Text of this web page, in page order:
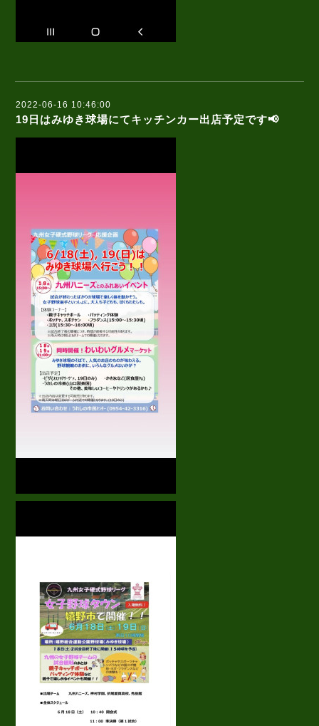
2022-06-16 10:46:00
19日はみゆき球場にてキッチンカー出店予定です📢